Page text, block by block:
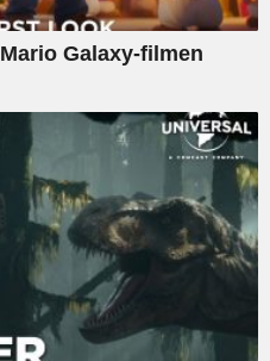
Galaxy-filmen